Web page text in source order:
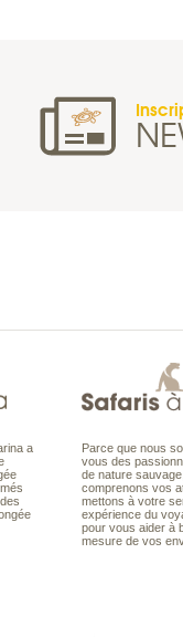
a
Parce que nous
vous des
de nature
comprenons vos
mettons à votre
expérience du
pour vous aider à
mesure de vos